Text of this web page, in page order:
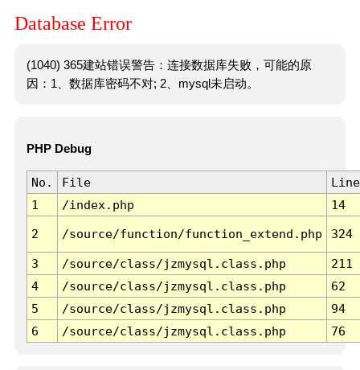
Database Error
(1040) 365建站错误警告：连接数据库失败，可能的原
因：1、数据库密码不对; 2、mysql未启动。
PHP Debug
No. File
Line
1
/index.php 14
2 /source/function/function_extend.php 324
3 /source/class/jzmysql.class.php
211
4
/source/class/jzmysql.class.php
62
5
/source/class/jzmysql.class.php
94
6
/source/class/jzmysql.class.php 76